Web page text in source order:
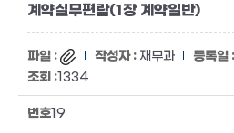
계약실무편람(1장 계약일반)
재무과
1334
19